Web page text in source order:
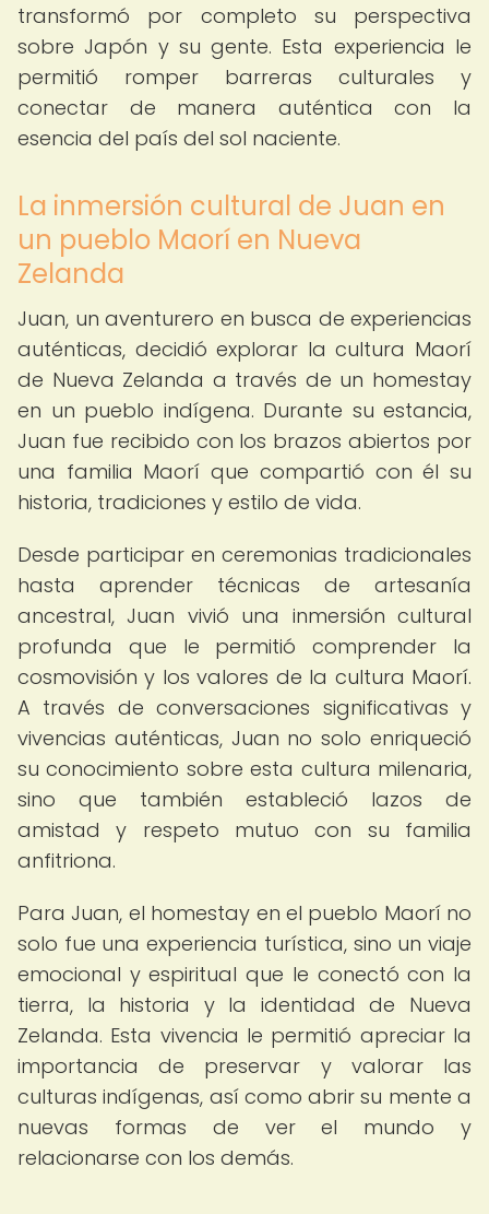
transformó por completo su perspectiva
sobre Japón y su gente. Esta experiencia le
permitió romper barreras culturales y
conectar de manera auténtica con la
esencia del país del sol naciente.
La inmersión cultural de Juan en
un pueblo Maorí en Nueva
Zelanda
Juan, un aventurero en busca de experiencias
auténticas, decidió explorar la cultura Maorí
de Nueva Zelanda a través de un homestay
en un pueblo indígena. Durante su estancia,
Juan fue recibido con los brazos abiertos por
una familia Maorí que compartió con él su
historia, tradiciones y estilo de vida.
Desde participar en ceremonias tradicionales
hasta aprender técnicas de artesanía
ancestral, Juan vivió una inmersión cultural
profunda que le permitió comprender la
cosmovisión y los valores de la cultura Maorí.
A través de conversaciones significativas y
vivencias auténticas, Juan no solo enriqueció
su conocimiento sobre esta cultura milenaria,
sino que también estableció lazos de
amistad y respeto mutuo con su familia
anfitriona.
Para Juan, el homestay en el pueblo Maorí no
solo fue una experiencia turística, sino un viaje
emocional y espiritual que le conectó con la
tierra, la historia y la identidad de Nueva
Zelanda. Esta vivencia le permitió apreciar la
importancia de preservar y valorar las
culturas indígenas, así como abrir su mente a
nuevas formas de ver el mundo y
relacionarse con los demás.